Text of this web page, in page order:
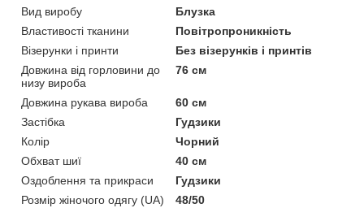
Вид виробу
Блузка
Властивості тканини
Повітропроникність
Візерунки і принти
Без візерунків і принтів
Довжина від горловини до
низу вироба
76 см
Довжина рукава вироба
60 см
Застібка
Гудзики
Колір
Чорний
Обхват шиї
40 см
Оздоблення та прикраси
Гудзики
Розмір жіночого одягу (UA)
48/50